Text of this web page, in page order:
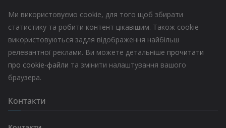
Ми використовуємо cookie, для того щоб збирати
статистику та робити контент цікавішим. Також cookie
використовуються задля відображення найбільш
релевантної реклами. Ви можете детальніше прочитати
про cookie-файли та змінити налаштування вашого
браузера.
Контакти